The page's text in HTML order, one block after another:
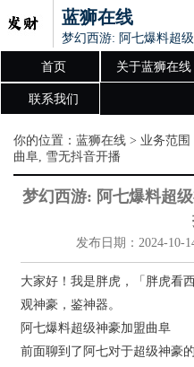
蓝狮在线
梦幻西游: 阿七爆料超
首页 关于蓝狮在线
联系我们
你的位置： 蓝狮在线 > 业务范围
曲阜, 雪无抖音开播
梦幻西游: 阿七爆料超
发布日期：2024-10-
大家好！我是胖虎，「胖虎看
观神豪，鉴神器。
阿七爆料超级神豪加盟曲阜
前面聊到了阿七对于超级神豪